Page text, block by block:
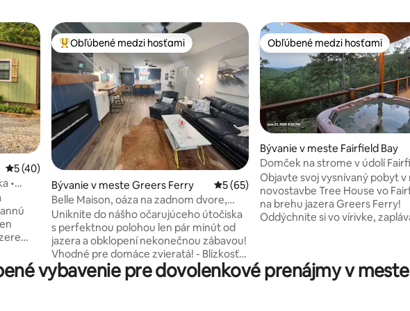
Priemerné ohodnotenie 5 z 5, počet hodnotení: 40
5 (40)
•
Najobľúbenejšie medzi hosťami
Obľúbené medzi hosťami
Bývanie v meste Greers Ferry Priemerné ohodnotenie 5 z 5, počet
5 (65)
Belle Maison, oáza na zadnom dvore,
predĺžené pobyty
Uniknite do nášho očarujúceho útočiska
s perfektnou polohou len pár minút od
jazera a obklopení nekonečnou zábavou!
Vhodné pre domáce zvieratá! - Blízkosť
rekreačnej oblasti Devils Fork na kúpanie,
plavbu loďou a vodné športy - Izba pre
Obľúbené medzi hosťami
Obľúbené medzi hosťami
Bývanie v meste Fairfield Bay
Domček na strome v údolí
Objavte svoj vysnívaný pobyt v
novostavbe Tree House vo
na brehu jazera Greers Ferry!
Oddýchnite si vo vírivke,
v našom objekte dostanete
ktorú môžete používať
vybavenie pre dovolenkové prenájmy v